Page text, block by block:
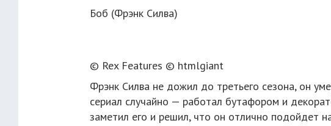
Боб (Фрэнк Силва)
© Rex Features © htmlgiant
Фрэнк Силва не дожил до третьего сезона, он
сериал случайно — работал бутафором и
заметил его и решил, что он отлично подойдет